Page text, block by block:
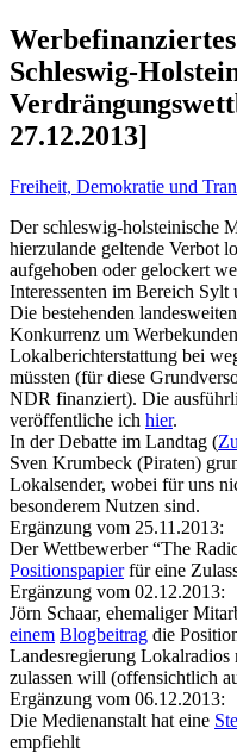
Schleswig-
27.12.2013]
Freiheit, Demokratie und
Der schleswig-holsteinische
hierzulande geltende Verbot
aufgehoben oder gelockert
Interessenten im Bereich
Die bestehenden
Konkurrenz um
Lokalberichterstattung bei
müssten (für diese
NDR finanziert). Die
veröffentliche ich hier.
In der Debatte im Landtag (
Sven Krumbeck (Piraten)
Lokalsender, wobei für uns
besonderem Nutzen sind.
Ergänzung vom 25.11.2013:
Der Wettbewerber “The
Positionspapierfür eine
Ergänzung vom 02.12.2013:
Jörn Schaar, ehemaliger
einem Blogbeitrag die
Landesregierung
zulassen will (offensichtlich
Ergänzung vom 06.12.2013:
Die Medienanstalt hat eine
empfiehlt